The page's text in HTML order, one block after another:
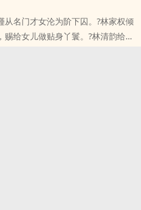
名门才女沦为阶下囚。?林家权倾
给女儿做贴身丫鬟。?林清韵给苏